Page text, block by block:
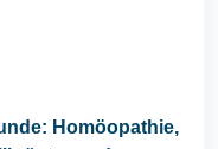
Homöopathie,